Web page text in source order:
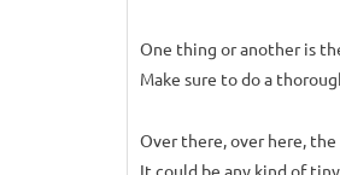
One thing or another is
Make sure to do a
Over there, over here,
It could be any kind of